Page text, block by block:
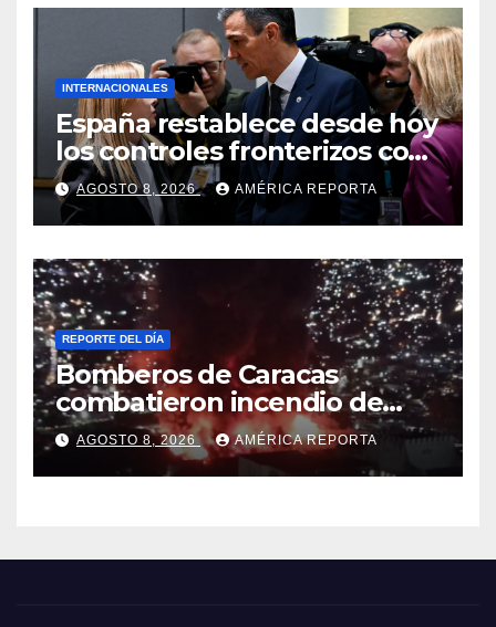
INTERNACIONALES
España restablece desde hoy
los controles fronterizos con
Italia tras el rechazo de Roma
a retirar las restricciones
AGOSTO 8, 2026 AMÉRICA REPORTA
REPORTE DEL DÍA
Bomberos de Caracas
combatieron incendio de
gran magnitud en zona
industrial de El Llanito
AGOSTO 8, 2026 AMÉRICA REPORTA